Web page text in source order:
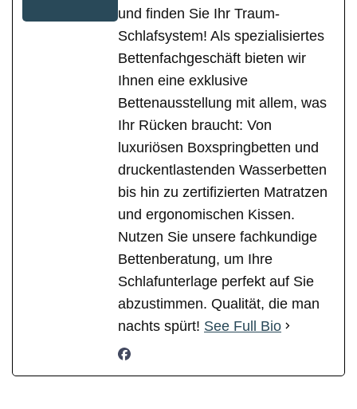
und finden Sie Ihr Traum-
Schlafsystem! Als spezialisiertes
Bettenfachgeschäft bieten wir
Ihnen eine exklusive
Bettenausstellung mit allem, was
Ihr Rücken braucht: Von
luxuriösen Boxspringbetten und
druckentlastenden Wasserbetten
bis hin zu zertifizierten Matratzen
und ergonomischen Kissen.
Nutzen Sie unsere fachkundige
Bettenberatung, um Ihre
Schlafunterlage perfekt auf Sie
abzustimmen. Qualität, die man
nachts spürt! See Full Bio